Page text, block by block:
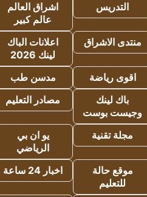
التدريس
اشراق العالم
عالم كبير
منتدى الاشراق
اعلانات الباك
لينك 2026
اقوى رياضة
مدسن طب
باك لينك
وجيست بوست
مصادر التعليم
مجلة تقنية
يو ان بي
الرياضي
موقع حالة
للتعليم
اخبار 24 ساعة